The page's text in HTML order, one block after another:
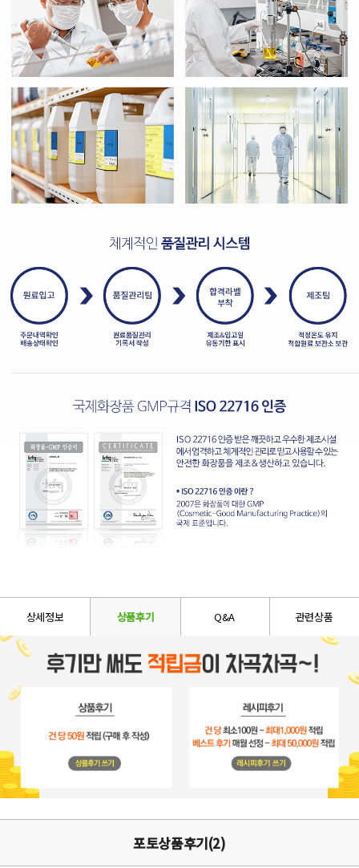
상세정보 상품후기 Q&A 관련상품
포토상품후기(2)